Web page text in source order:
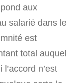
aux
salarié dans le
est
total auquel
n’est